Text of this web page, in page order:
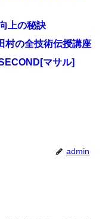
上の秘訣
村の全技術伝授講座
マサル]
admin